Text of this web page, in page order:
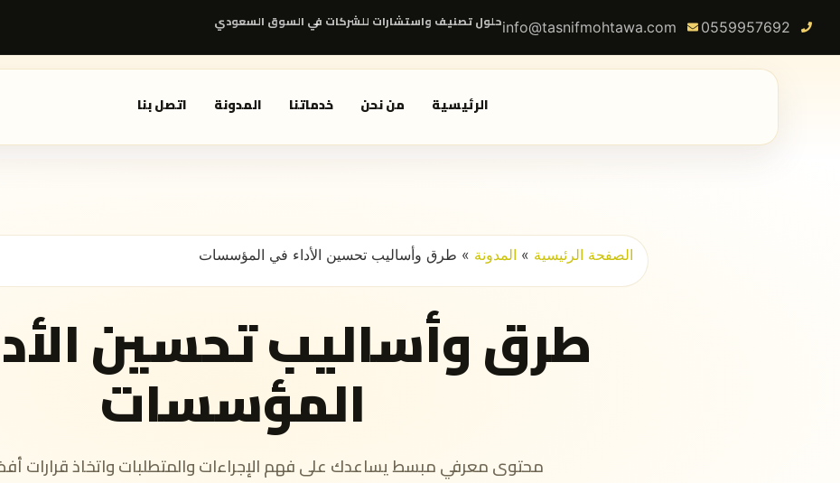
0559957692
info@tasnifmohtawa.comحلول تصنيف واستشارات للشركات في السوق السعودي
الرئيسية من نحن خدماتنا المدونة اتصل بنا
الصفحة الرئيسية » المدونة » طرق وأساليب تحسين الأداء في المؤسسات
طرق وأساليب تحسين
المؤسسات
محتوى معرفي مبسط يساعدك على فهم الإجراءات والمتطلبات واتخاذ قرارات